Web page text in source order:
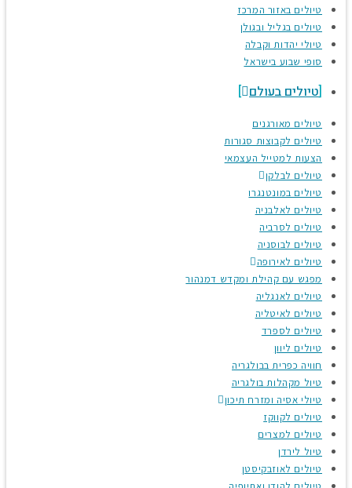
טיולים באזור המרכז
טיולים בגליל ובגולן
טיולי יהדות וקבלה
סופי שבוע בישראל
טיולים בעולם
טיולים מאורגנים
טיולים לקבוצות סגורות
הצעות למטייל העצמאי
טיולים לבלקן
טיולים במונטנגרו
טיולים לאלבניה
טיולים לסרביה
טיולים לבוסניה
טיולים לאירופה
מפגש עם קהילת ומקדש דמנהור
טיולים לאנגליה
טיולים לאיטליה
טיולים לספרד
טיולים ליוון
חוויה כפרית בבולגריה
טיול מקהלות בולגריה
טיולי אסיה ומזרח תיכון
טיולים לקווקז
טיולים למצרים
טיול לירדן
טיולים לאוזבקיסטן